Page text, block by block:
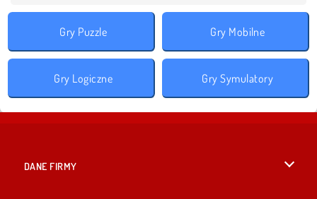
Gry Puzzle Gry Mobilne
Gry Logiczne Gry Symulatory
DANE FIRMY